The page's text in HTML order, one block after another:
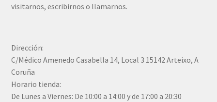
visitarnos, escribirnos o llamarnos.
Dirección:
C/Médico Amenedo Casabella 14, Local 3 15142 Arteixo, A
Coruña
Horario tienda:
De Lunes a Viernes: De 10:00 a 14:00 y de 17:00 a 20:30